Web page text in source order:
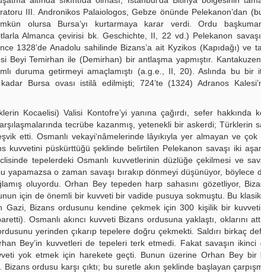
III. Andronikos Palaiologos, Gebze önünde Pelekanon’dan
olursa Bursa’yı kurtarmaya karar verdi. Ordu
Almanca çevirisi bk. Geschichte, II, 22 vd.) Pelekanon
1328’de Anadolu sahilinde Bizans’a ait Kyzikos (Kapıdağı) ve
Beyi Temirhan ile (Demirhan) bir antlaşma yapmıştır.
duruma getirmeyi amaçlamıştı (a.g.e., II, 20). Aslında bu
kadar Bursa ovası istilâ edilmişti; 724’te (1324) Adranos
Kocaelisi) Valisi Kontofre’yi yanına çağırdı, sefer hakkında
tecrübe kazanmış, yetenekli bir askerdi; Türklerin
etti. Osmanlı vekayi‘nâmelerinde lâyıkıyla yer almayan ve çok
kuvvetini püskürttüğü şeklinde belirtilen Pelekanon savaşı iki
tepelerdeki Osmanlı kuvvetlerinin düzlüğe çekilmesi ve
yapamazsa o zaman savaşı bırakıp dönmeyi düşünüyor, böylece
oluyordu. Orhan Bey tepeden harp sahasını gözetliyor,
için de önemli bir kuvveti bir vadide pusuya sokmuştu. Bu
Bizans ordusunu kendine çekmek için 300 kişilik bir
Osmanlı akıncı kuvveti Bizans ordusuna yaklaştı, oklarını
yerinden çıkarıp tepelere doğru çekmekti. Saldırı birkaç
Bey’in kuvvetleri de tepeleri terk etmedi. Fakat savaşın ikinci
yok etmek için harekete geçti. Bunun üzerine Orhan Bey bir
ordusu karşı çıktı; bu suretle akın şeklinde başlayan